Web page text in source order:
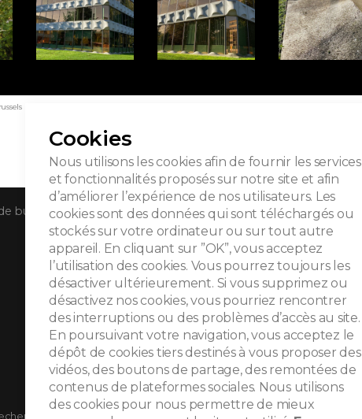
pour toutes les photos
LH 187
Cookies
Nous utilisons les cookies afin de fournir les services
et fonctionnalités proposés sur notre site et afin
d’améliorer l’expérience de nos utilisateurs. Les
cookies sont des données qui sont téléchargés ou
stockés sur votre ordinateur ou sur tout autre
appareil. En cliquant sur ”OK”, vous acceptez
l’utilisation des cookies. Vous pourrez toujours les
désactiver ultérieurement. Si vous supprimez ou
désactivez nos cookies, vous pourriez rencontrer
des interruptions ou des problèmes d’accès au site.
En poursuivant votre navigation, vous acceptez le
dépôt de cookies tiers destinés à vous proposer des
vidéos, des boutons de partage, des remontées de
contenus de plateformes sociales. Nous utilisons
des cookies pour nous permettre de mieux